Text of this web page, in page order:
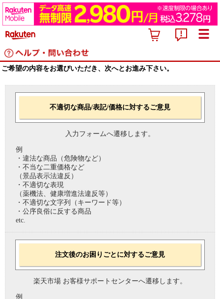
ご希望の内容をお選びいただき、次へとお進み下さい。
不適切な商品/表記/価格に対するご意見
入力フォームへ遷移します。
例
・違法な商品（危険物など）
・不当な二重価格など
（景品表示法違反）
・不適切な表現
（薬機法、健康増進法違反等）
・不適切な文字列（キーワード等）
・公序良俗に反する商品
etc.
注文後のお困りごとに対するご意見
楽天市場 お客様サポートセンターへ遷移します。
例